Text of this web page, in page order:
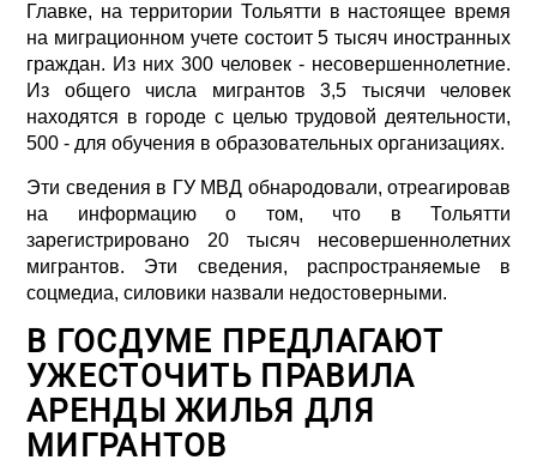
Главке, на территории Тольятти в настоящее время
на миграционном учете состоит 5 тысяч иностранных
граждан. Из них 300 человек - несовершеннолетние.
Из общего числа мигрантов 3,5 тысячи человек
находятся в городе с целью трудовой деятельности,
500 - для обучения в образовательных организациях.
Эти сведения в ГУ МВД обнародовали, отреагировав
на информацию о том, что в Тольятти
зарегистрировано 20 тысяч несовершеннолетних
мигрантов. Эти сведения, распространяемые в
соцмедиа, силовики назвали недостоверными.
В ГОСДУМЕ ПРЕДЛАГАЮТ
УЖЕСТОЧИТЬ ПРАВИЛА
АРЕНДЫ ЖИЛЬЯ ДЛЯ
МИГРАНТОВ